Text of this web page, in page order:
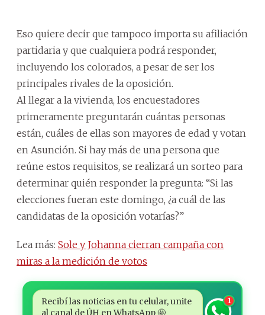
Eso quiere decir que tampoco importa su afiliación
partidaria y que cualquiera podrá responder,
incluyendo los colorados, a pesar de ser los
principales rivales de la oposición.
Al llegar a la vivienda, los encuestadores
primeramente preguntarán cuántas personas
están, cuáles de ellas son mayores de edad y votan
en Asunción. Si hay más de una persona que
reúne estos requisitos, se realizará un sorteo para
determinar quién responder la pregunta: “Si las
elecciones fueran este domingo, ¿a cuál de las
candidatas de la oposición votarías?”
Lea más: Sole y Johanna cierran campaña con
miras a la medición de votos
Recibí las noticias en tu celular, unite
al canal de ÚH en WhatsApp 🤩
1